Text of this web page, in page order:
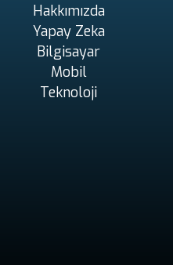
Hakkımızda
Yapay Zeka
Bilgisayar
Mobil
Teknoloji